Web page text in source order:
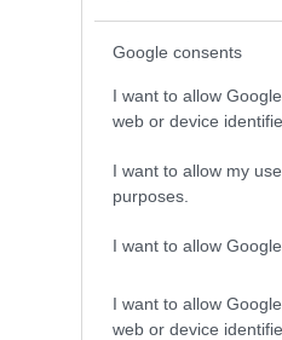
Google consents
I want to allow
web or device
I want to allow my
purposes.
I want to allow
I want to allow
web or device